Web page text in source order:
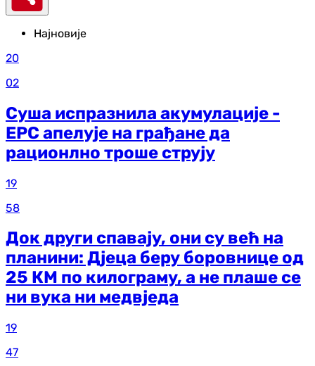
Најновије
20
02
Суша испразнила акумулације -
ЕРС апелује на грађане да
рационлно троше струју
19
58
Док други спавају, они су већ на
планини: Дјеца беру боровнице од
25 КМ по килограму, а не плаше се
ни вука ни медвједа
19
47